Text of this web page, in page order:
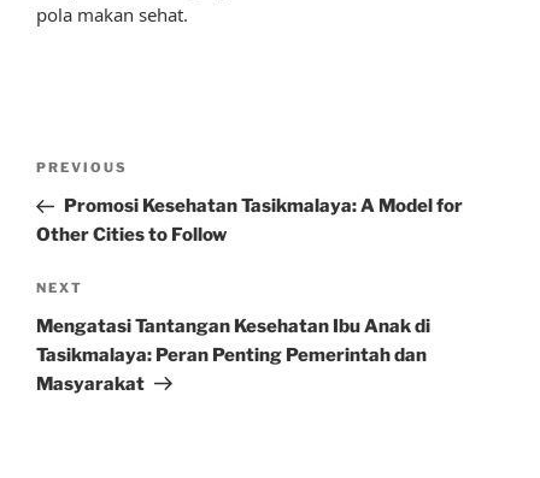
pola makan sehat.
Previous
Post
PREVIOUS
Promosi Kesehatan Tasikmalaya: A Model for
Other Cities to Follow
Next
Post
NEXT
Mengatasi Tantangan Kesehatan Ibu Anak di
Tasikmalaya: Peran Penting Pemerintah dan
Masyarakat